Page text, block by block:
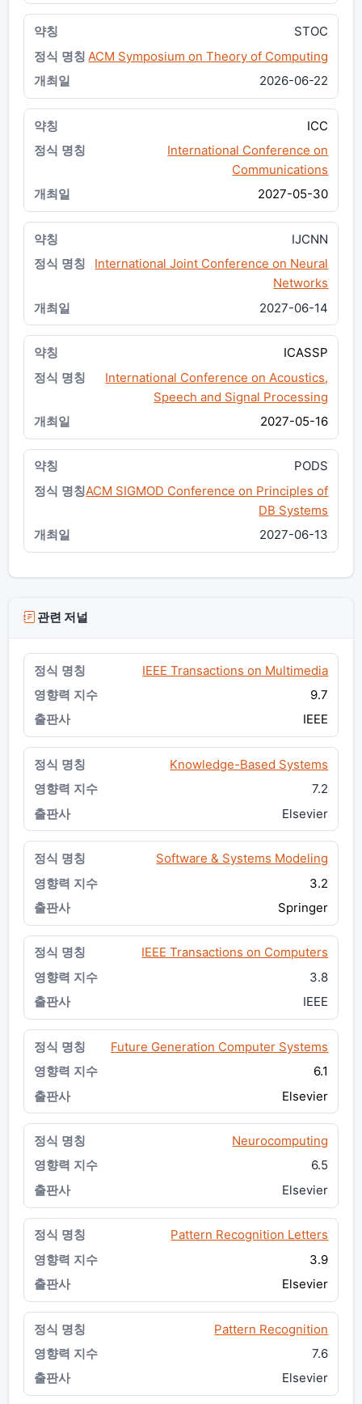
STOC
ACM Symposium on Theory of Computing
2026-06-22
ICC
International Conference on
Communications
2027-05-30
IJCNN
International Joint Conference on Neural
Networks
2027-06-14
ICASSP
International Conference on Acoustics,
Speech and Signal Processing
2027-05-16
PODS
ACM SIGMOD Conference on Principles of
DB Systems
2027-06-13
관련 저널
IEEE Transactions on Multimedia
9.7
IEEE
Knowledge-Based Systems
7.2
Elsevier
Software & Systems Modeling
3.2
Springer
IEEE Transactions on Computers
3.8
IEEE
Future Generation Computer Systems
6.1
Elsevier
Neurocomputing
6.5
Elsevier
Pattern Recognition Letters
3.9
Elsevier
Pattern Recognition
7.6
Elsevier